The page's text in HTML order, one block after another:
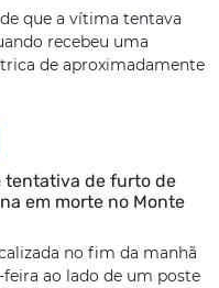
que a vítima tentava
recebeu uma
de aproximadamente
tentativa de furto de
em morte no Monte
no fim da manhã
ao lado de um poste